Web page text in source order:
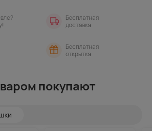
Бесплатная
доставка
Бесплатная
открытка
покупают